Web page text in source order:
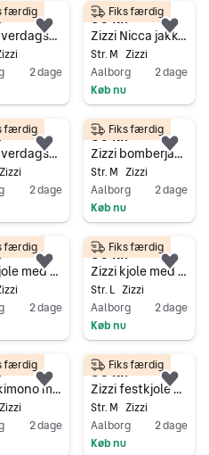
Zizzi hverdagskjole L sort viskose
2 dage
færdig
Føj til favoritter.
50 kr.
Zizzi Nicca jakke M sort med mønster
Str. M Zizzi
Aalborg
2 dage
Køb nu
Fiks færdig
Føj
Gå til annoncen
Zizzi hverdagskjole M sort, viskose
Zizzi
2 dage
færdig
Føj til favoritter.
60 kr.
Zizzi bomberjakke M sort mønstret dame
Str. M Zizzi
Aalborg
2 dage
Køb nu
Fiks færdig
Føj
Gå til annoncen
Sort kjole med plisse skørt
2 dage
færdig
Føj til favoritter.
50 kr.
Zizzi kjole med plicceskørt str. L blå
Str. L Zizzi
Aalborg
2 dage
Køb nu
Fiks færdig
Føj
Gå til annoncen
Lang kimono med perler
Zizzi
2 dage
færdig
Føj til favoritter.
50 kr.
Zizzi festkjole M grøn
Str. M Zizzi
Aalborg
2 dage
Køb nu
Fiks færdig